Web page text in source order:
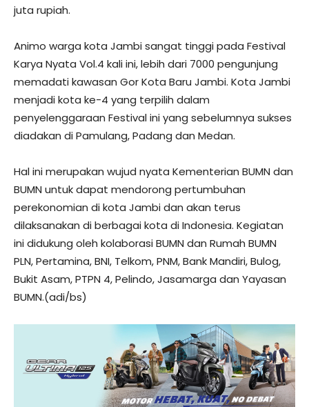
juta rupiah.
Animo warga kota Jambi sangat tinggi pada Festival
Karya Nyata Vol.4 kali ini, lebih dari 7000 pengunjung
memadati kawasan Gor Kota Baru Jambi. Kota Jambi
menjadi kota ke-4 yang terpilih dalam
penyelenggaraan Festival ini yang sebelumnya sukses
diadakan di Pamulang, Padang dan Medan.
Hal ini merupakan wujud nyata Kementerian BUMN dan
BUMN untuk dapat mendorong pertumbuhan
perekonomian di kota Jambi dan akan terus
dilaksanakan di berbagai kota di Indonesia. Kegiatan
ini didukung oleh kolaborasi BUMN dan Rumah BUMN
PLN, Pertamina, BNI, Telkom, PNM, Bank Mandiri, Bulog,
Bukit Asam, PTPN 4, Pelindo, Jasamarga dan Yayasan
BUMN.(adi/bs)